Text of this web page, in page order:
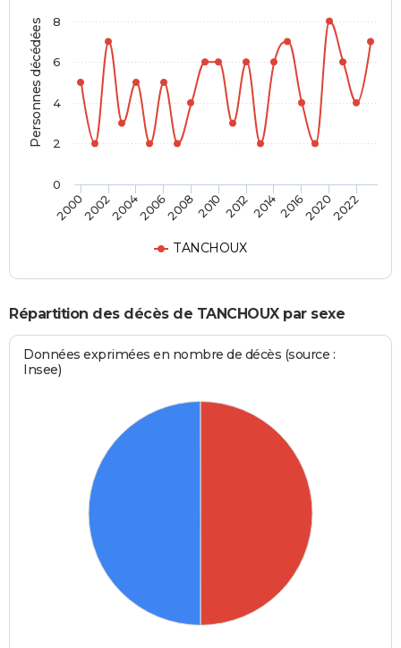
Personnes décédées
TANCHOUX
200020022004200620082010 20122014201620202022
0
2
4
6
8
Répartition des décès de TANCHOUX par sexe
Données exprimées en nombre de décès (source :
Insee)